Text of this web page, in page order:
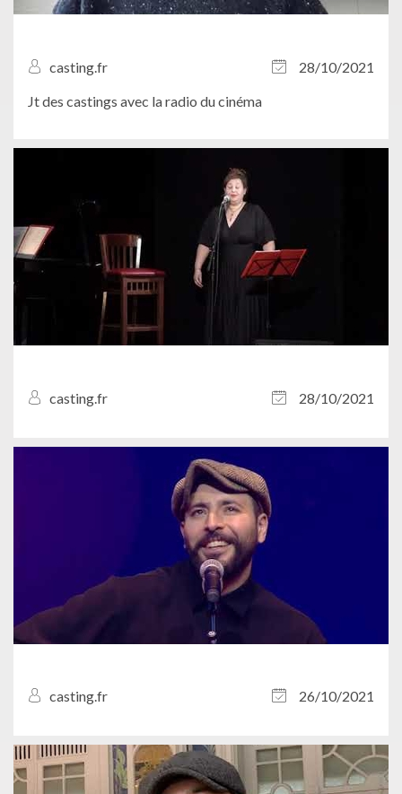
casting.fr
28/10/2021
Jt des castings avec la radio du cinéma
casting.fr 28/10/2021
casting.fr 26/10/2021